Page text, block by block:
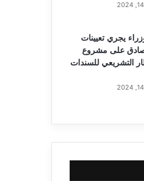
يجري تعيينات
على مشروع
التشريعي للسندات